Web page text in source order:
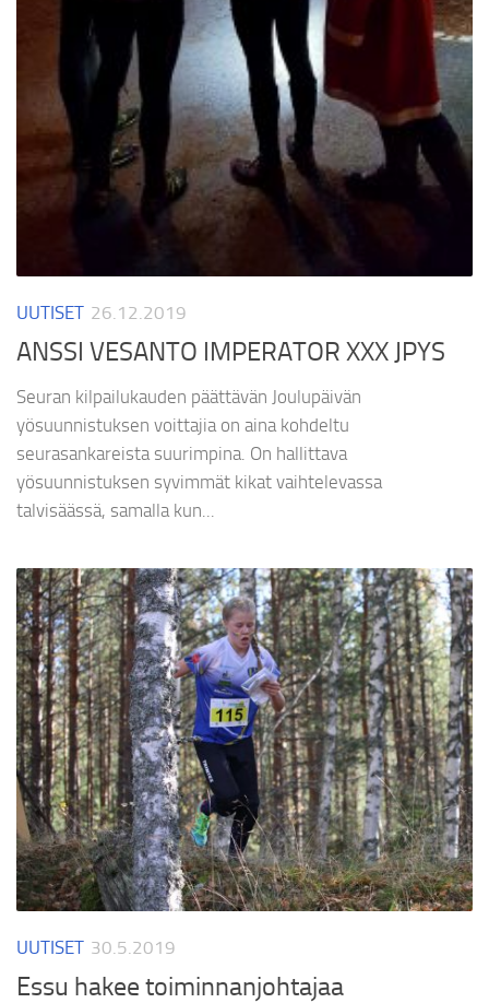
UUTISET 26.12.2019
ANSSI VESANTO IMPERATOR XXX JPYS
Seuran kilpailukauden päättävän Joulupäivän
yösuunnistuksen voittajia on aina kohdeltu
seurasankareista suurimpina. On hallittava
yösuunnistuksen syvimmät kikat vaihtelevassa
talvisäässä, samalla kun...
UUTISET 30.5.2019
Essu hakee toiminnanjohtajaa